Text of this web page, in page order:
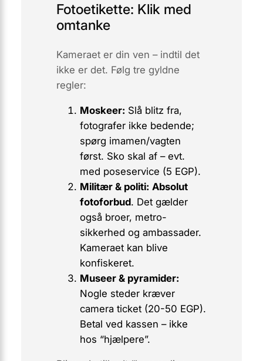
Fotoetikette: Klik med
omtanke
Kameraet er din ven – indtil det
ikke er det. Følg tre gyldne
regler:
Moskeer: Slå blitz fra,
fotografer ikke bedende;
spørg imamen/vagten
først. Sko skal af – evt.
med poseservice (5 EGP).
Militær & politi: Absolut
fotoforbud. Det gælder
også broer, metro-
sikkerhed og ambassader.
Kameraet kan blive
konfiskeret.
Museer & pyramider:
Nogle steder kræver
camera ticket(20-50 EGP).
Betal ved kassen – ikke
hos “hjælpere”.